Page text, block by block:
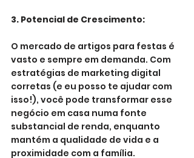
3. Potencial de Crescimento:
O mercado de artigos para festas é
vasto e sempre em demanda. Com
estratégias de marketing digital
corretas (e eu posso te ajudar com
isso!), você pode transformar esse
negócio em casa numa fonte
substancial de renda, enquanto
mantém a qualidade de vida e a
proximidade com a família.